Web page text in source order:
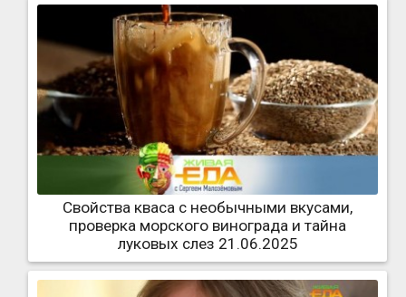
Свойства кваса с необычными вкусами,
проверка морского винограда и тайна
луковых слез 21.06.2025